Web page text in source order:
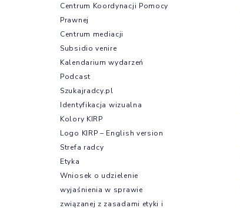
Centrum Koordynacji Pomocy
Prawnej
Centrum mediacji
Subsidio venire
Kalendarium wydarzeń
Podcast
Szukajradcy.pl
Identyfikacja wizualna
Kolory KIRP
Logo KIRP – English version
Strefa radcy
Etyka
Wniosek o udzielenie
wyjaśnienia w sprawie
związanej z zasadami etyki i